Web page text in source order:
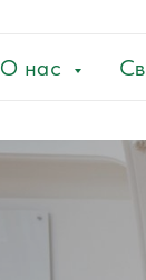
О нас